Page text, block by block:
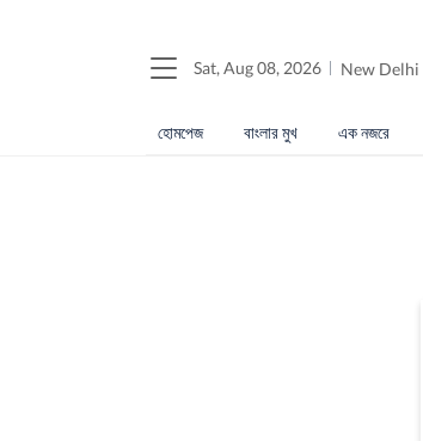
Sat, Aug 08, 2026 New Delhi
হোমপেজ বাংলার মুখ এক নজরে